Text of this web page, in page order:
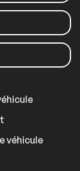
véhicule